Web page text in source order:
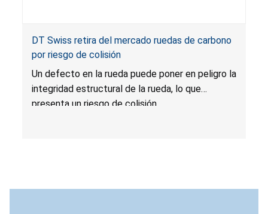
DT Swiss retira del mercado ruedas de carbono
por riesgo de colisión
Un defecto en la rueda puede poner en peligro la
integridad estructural de la rueda, lo que
presenta un riesgo de colisión.